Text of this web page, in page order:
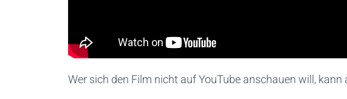
Wer sich den Film nicht auf YouTube anschauen will,